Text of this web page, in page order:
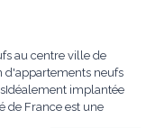
au centre ville de
d'appartements neufs
implantée
de France est une